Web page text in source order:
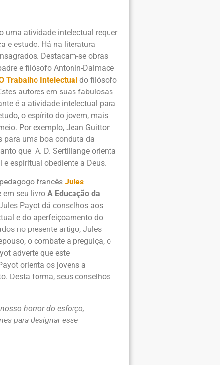
uma atividade intelectual requer
e estudo. Há na literatura
Destacam-se obras
e filósofo Antonin-Dalmace
Trabalho Intelectual do filósofo
autores em suas fabulosas
é a atividade intelectual para
o espírito do jovem, mais
Por exemplo, Jean Guitton
para uma boa conduta da
que A. D. Sertillange orienta
espiritual obediente a Deus.
francês Jules
em seu livro A Educação da
Payot dá conselhos aos
e do aperfeiçoamento do
no presente artigo, Jules
o combate a preguiça, o
adverte que este
orienta os jovens a
Desta forma, seus conselhos
horror do esforço,
para designar esse